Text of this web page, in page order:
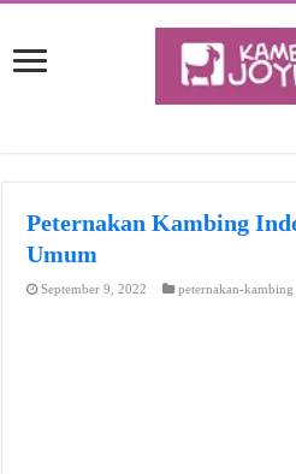
Peternakan Kambing
Umum
September 9, 2022 peternakan-kambing